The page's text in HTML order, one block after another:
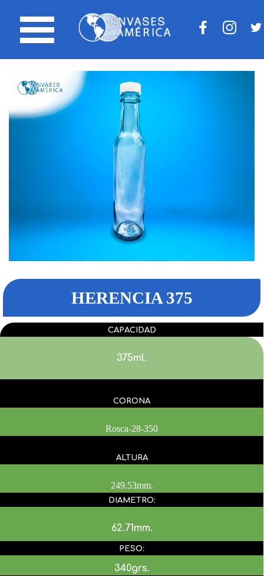
HERENCIA 375
CAPACIDAD
375ml.
CORONA
Rosca-28-350
ALTURA
249.53mm.
DIAMETRO:
62.71mm.
PESO:
340grs.